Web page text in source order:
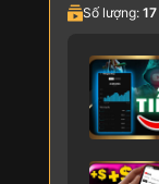
Số lượng: 17